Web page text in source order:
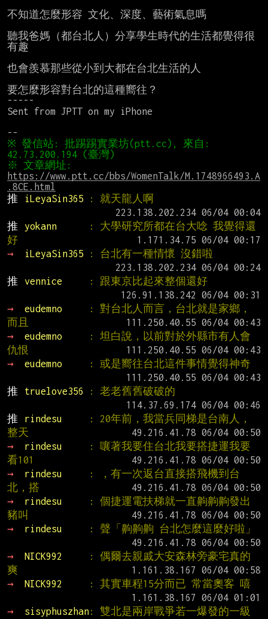
不知道怎麼形容 文化、深度、藝術氣息嗎
聽我爸媽（都台北人）分享學生時代的生活都覺得很
有趣
也會羨慕那些從小到大都在台北生活的人
要怎麼形容對台北的這種嚮往？
-----
Sent from JPTT on my iPhone
※ 發信站: 批踢踢實業坊(ptt.cc), 來自:
https://www.ptt.cc/bbs/WomenTalk/M.1748966493.A
.8CE.html
推
iLeyaSin365
: 就天龍人啊
推
yokann
: 大學研究所都在台大唸 我覺得還
好
→
iLeyaSin365
: 台北有一種情懷 沒錯啦
推
vennice
: 跟東京比起來整個還好
→
eudemno
: 對台北人而言，台北就是家鄉，
而且
→
eudemno
: 坦白說，以前對於外縣市有人會
仇恨
→
eudemno
: 或是嚮往台北這件事情覺得神奇
推
truelove356
: 老老舊舊破破的
推
rindesu
: 20年前，我當兵同梯是台南人，
整天
→
rindesu
: 嚷著我要住台北我要搭捷運我要
看101
→
rindesu
: ，有一次返台直接搭飛機到台
北，搭
→
rindesu
: 個捷運電扶梯就一直齁齁齁發出
豬叫
→
rindesu
: 聲「齁齁齁 台北怎麼這麼好啦」
→
NICK992
: 偶爾去親戚大安森林旁豪宅真的
爽
→
NICK992
: 其實車程15分而已 常當奧客 嘻
→
sisyphuszhan: 雙北是兩岸戰爭若一爆發的一級